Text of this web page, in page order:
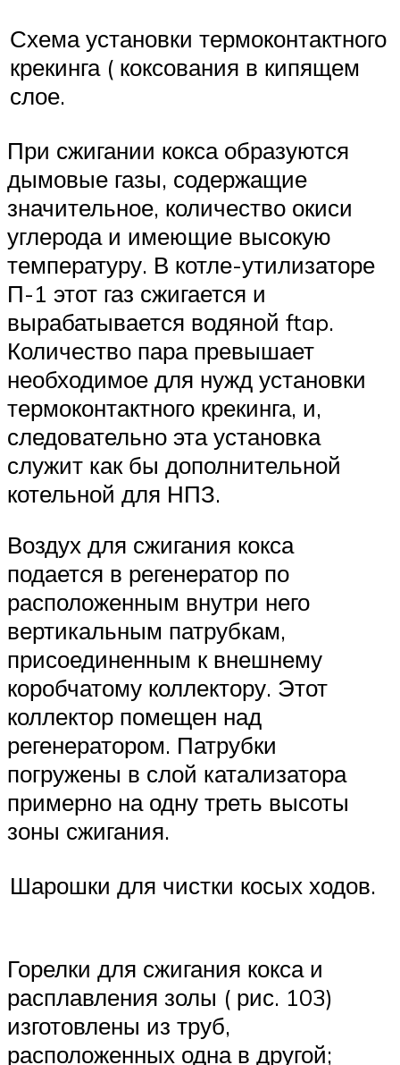
Схема установки термоконтактного
крекинга ( коксования в кипящем
слое.
При сжигании кокса образуются
дымовые газы, содержащие
значительное, количество окиси
углерода и имеющие высокую
температуру. В котле-утилизаторе
П-1 этот газ сжигается и
вырабатывается водяной ftap.
Количество пара превышает
необходимое для нужд установки
термоконтактного крекинга, и,
следовательно эта установка
служит как бы дополнительной
котельной для НПЗ.
Воздух для сжигания кокса
подается в регенератор по
расположенным внутри него
вертикальным патрубкам,
присоединенным к внешнему
коробчатому коллектору. Этот
коллектор помещен над
регенератором. Патрубки
погружены в слой катализатора
примерно на одну треть высоты
зоны сжигания.
Шарошки для чистки косых ходов.
Горелки для сжигания кокса и
расплавления золы ( рис. 103)
изготовлены из труб,
расположенных одна в другой;